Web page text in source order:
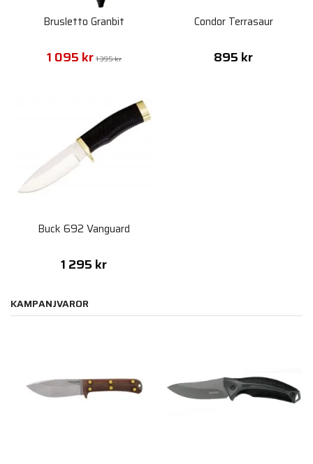
Brusletto Granbit
1 095 kr 1 395 kr
Condor Terrasaur
895 kr
Buck 692 Vanguard
1 295 kr
KAMPANJVAROR